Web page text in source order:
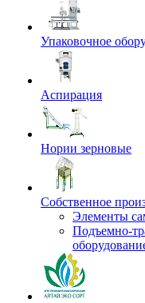
Упаковочное
Аспирация
Нории зерновые
Собственное
Элементы
Подъемно-